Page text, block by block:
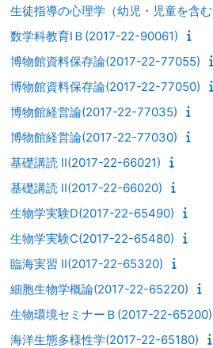
生徒指導の心理学（幼児・児童を含
数学科教育IＢ(2017-22-90061)
博物館資料保存論(2017-22-77055)
博物館資料保存論(2017-22-77050)
博物館経営論(2017-22-77035)
博物館経営論(2017-22-77030)
基礎講読 II(2017-22-66021)
基礎講読 II(2017-22-66020)
生物学実験D(2017-22-65490)
生物学実験C(2017-22-65480)
臨海実習 II(2017-22-65320)
細胞生物学概論(2017-22-65220)
生物環境セミナーＢ(2017-22-65200)
海洋生態多様性学(2017-22-65180)